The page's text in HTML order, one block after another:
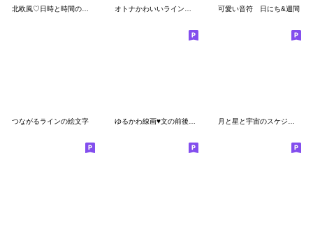
可愛い音符 日にち&週間
つながるラインの絵文字 ゆるかわ線画♥️文の前後をデコれる♥️ 月と星と宇宙のスケジュール絵文字